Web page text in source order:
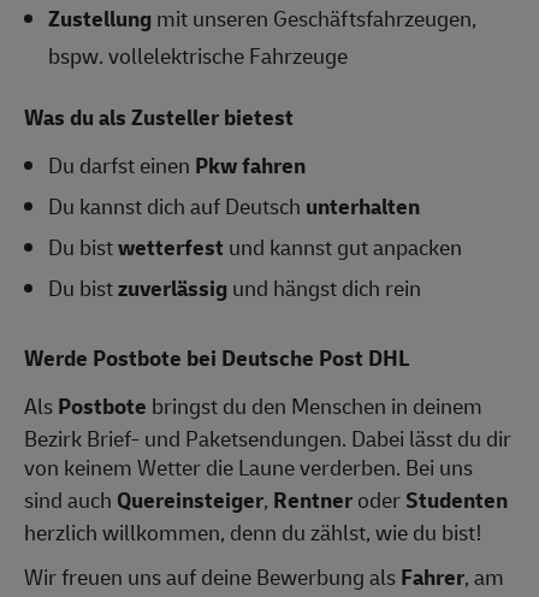
Zustellungmit unseren Geschäftsfahrzeugen,
bspw. vollelektrische Fahrzeuge
Was du als Zusteller bietest
Du darfst einen Pkw fahren
Du kannst dich auf Deutsch unterhalten
Du bistwetterfest und kannst gut anpacken
Du bistzuverlässigund hängst dich rein
Werde Postbote bei Deutsche Post DHL
AlsPostbote bringst du den Menschen in deinem
Bezirk Brief- und Paketsendungen. Dabei lässt du dir
von keinem Wetter die Laune verderben. Bei uns
sind auch Quereinsteiger, RentneroderStudenten
herzlich willkommen, denn du zählst, wie du bist!
Wir freuen uns auf deine Bewerbung alsFahrer, am